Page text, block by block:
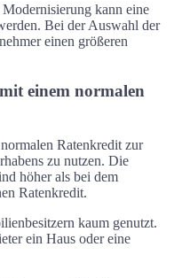
kann eine
Bei der Auswahl der
einen größeren
einem normalen
Ratenkredit zur
zu nutzen. Die
höher als bei dem
Ratenkredit.
kaum genutzt.
ein Haus oder eine